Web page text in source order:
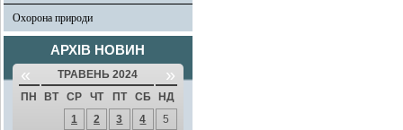
Охорона природи
АРХІВ НОВИН
« ТРАВЕНЬ 2024 »
ПН ВТ СР ЧТ ПТ СБ
НД
1
2 3 4
5